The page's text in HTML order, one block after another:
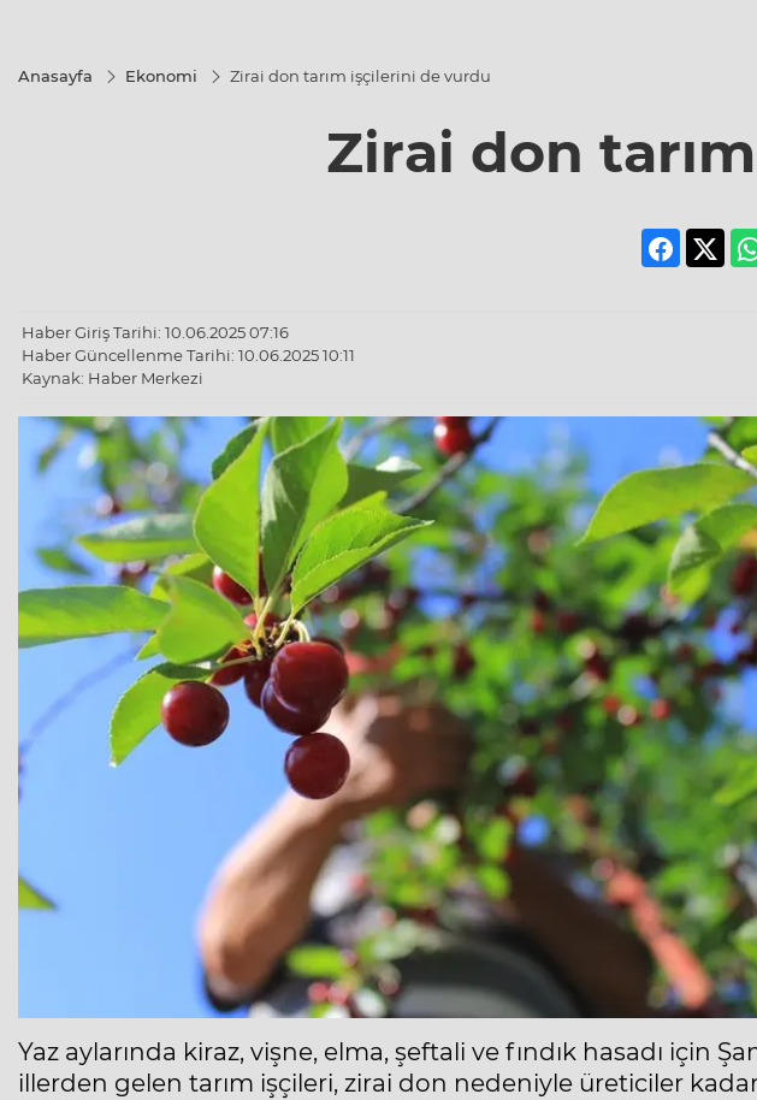
Anasayfa Ekonomi Zirai don tarım işçilerini de vurdu
Zirai don
Haber Giriş Tarihi: 10.06.2025 07:16
Haber Güncellenme Tarihi: 10.06.2025 10:11
Kaynak: Haber Merkezi
Yaz aylarında kiraz, vişne, elma, şeftali ve fındık hasadı için
illerden gelen tarım işçileri, zirai don nedeniyle üreticiler